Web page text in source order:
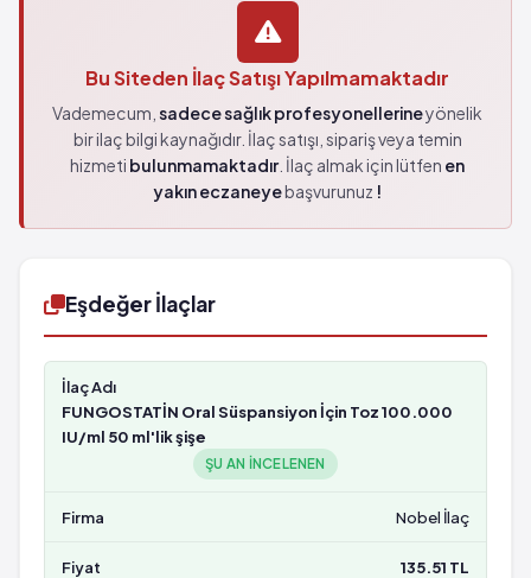
Bu Siteden İlaç Satışı Yapılmamaktadır
Vademecum, sadece sağlık profesyonellerineyönelik
bir ilaç bilgi kaynağıdır. İlaç satışı, sipariş veya temin
hizmeti bulunmamaktadır. İlaç almak için lütfen en
yakın eczaneyebaşvurunuz !
Eşdeğer İlaçlar
FUNGOSTATİN Oral Süspansiyon İçin Toz 100.000
IU/ml 50 ml'lik şişe
ŞU AN INCELENEN
Nobel İlaç
135.51 TL